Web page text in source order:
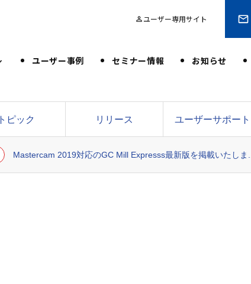
person_outline ユーザー専用サイト
ユーザー事例 セミナー情報 お知らせ
トピック リリース ユーザーサポート
Mastercam 2019対応のGC Mill Expresss最新版を掲載いたしま...